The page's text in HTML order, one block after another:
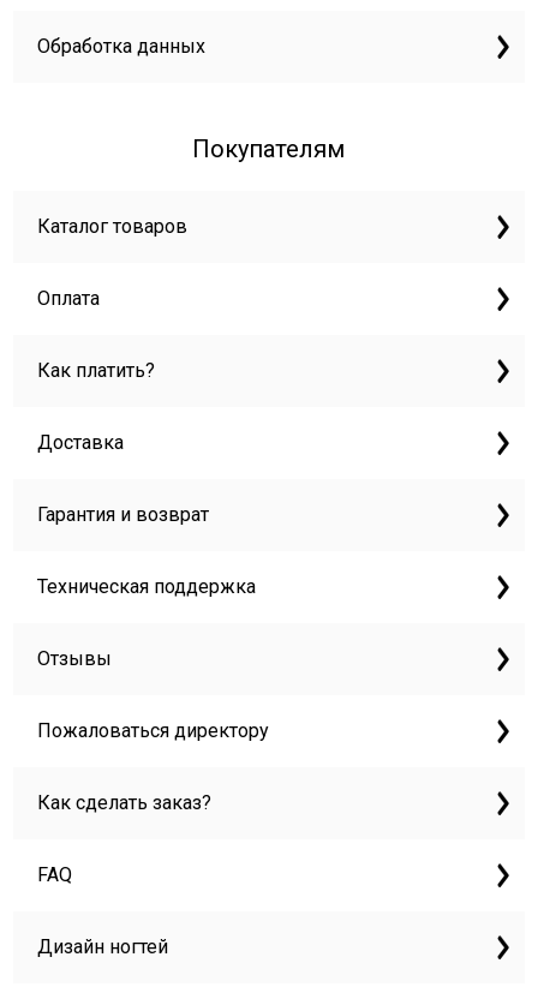
Обработка данных
Покупателям
Каталог товаров
Оплата
Как платить?
Доставка
Гарантия и возврат
Техническая поддержка
Отзывы
Пожаловаться директору
Как сделать заказ?
FAQ
Дизайн ногтей